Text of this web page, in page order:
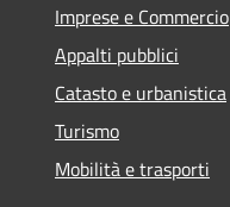
Imprese e Commercio
Appalti pubblici
Catasto e urbanistica
Turismo
Mobilità e trasporti